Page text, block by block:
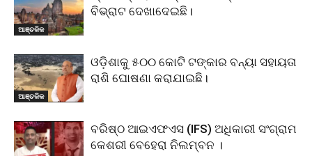
ଆଞ୍ଚଳିକ
ବିଭ୍ରାଟ ଦେଖାଦେଇଛି।
ଆଞ୍ଚଳିକ
ଓଡ଼ିଶାକୁ ୫୦୦ କୋଟି ଟଙ୍କାର ବନ୍ୟା ସହାୟତା
ରାଶି ଘୋଷଣା କରାଯାଇଛି।
ବରିଷ୍ଠ ଆଇଏଫଏସ (IFS) ଅଧିକାରୀ ସଂଗ୍ରାମ
କେଶରୀ ବେହେରା ନିଲମ୍ବନ ।